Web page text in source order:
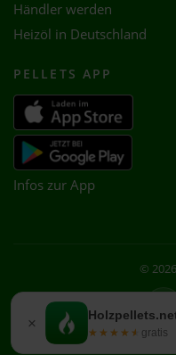
×
★★★★★
★★★★★ gratis
Händler werden
Heizöl in Deutschland
PELLETS APP
Infos zur App
©